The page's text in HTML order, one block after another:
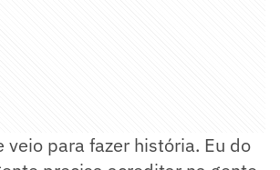
veio para fazer história. Eu do